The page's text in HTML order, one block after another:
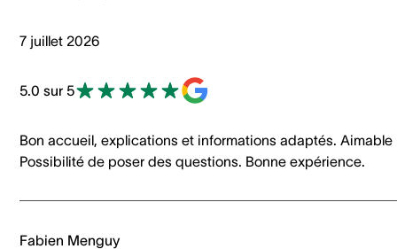
7 juillet 2026
5.0 sur 5
Bon accueil, explications et informations adaptés. Aimable
Possibilité de poser des questions. Bonne expérience.
Fabien Menguy